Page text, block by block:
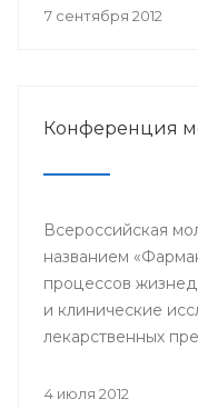
заместитель
заведующий
профессора
гинекологи,
эндокринологи,
терапевты,
БГМУ.
7 сентября 2012
Конференция
Всероссийская
названием
процессов
и клинические
лекарственных
4 июля 2012